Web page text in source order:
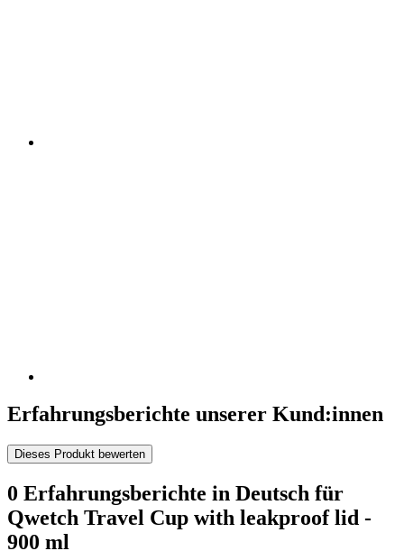
Erfahrungsberichte unserer Kund:innen
Dieses Produkt bewerten
0 Erfahrungsberichte in Deutsch für
Qwetch Travel Cup with leakproof lid -
900 ml